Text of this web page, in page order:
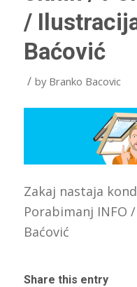
/
Baćović
/ by Branko Bacovic
Zakaj nastaja
Porabimanj INFO
Baćović
Share this entry